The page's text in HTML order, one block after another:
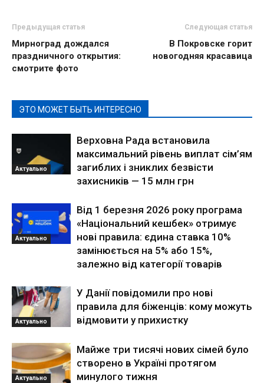
Предыдущая статья
Мирноград дождался
праздничного открытия:
смотрите фото
Следующая статья
В Покровске горит
новогодняя красавица
ЭТО МОЖЕТ БЫТЬ ИНТЕРЕСНО
Актуально
Верховна Рада встановила
максимальний рівень виплат сім’ям
загиблих і зниклих безвісти
захисників — 15 млн грн
Актуально
Від 1 березня 2026 року програма
«Національний кешбек» отримує
нові правила: єдина ставка 10%
замінюється на 5% або 15%,
залежно від категорії товарів
Актуально
У Данії повідомили про нові
правила для біженців: кому можуть
відмовити у прихистку
Актуально
Майже три тисячі нових сімей було
створено в Україні протягом
минулого тижня